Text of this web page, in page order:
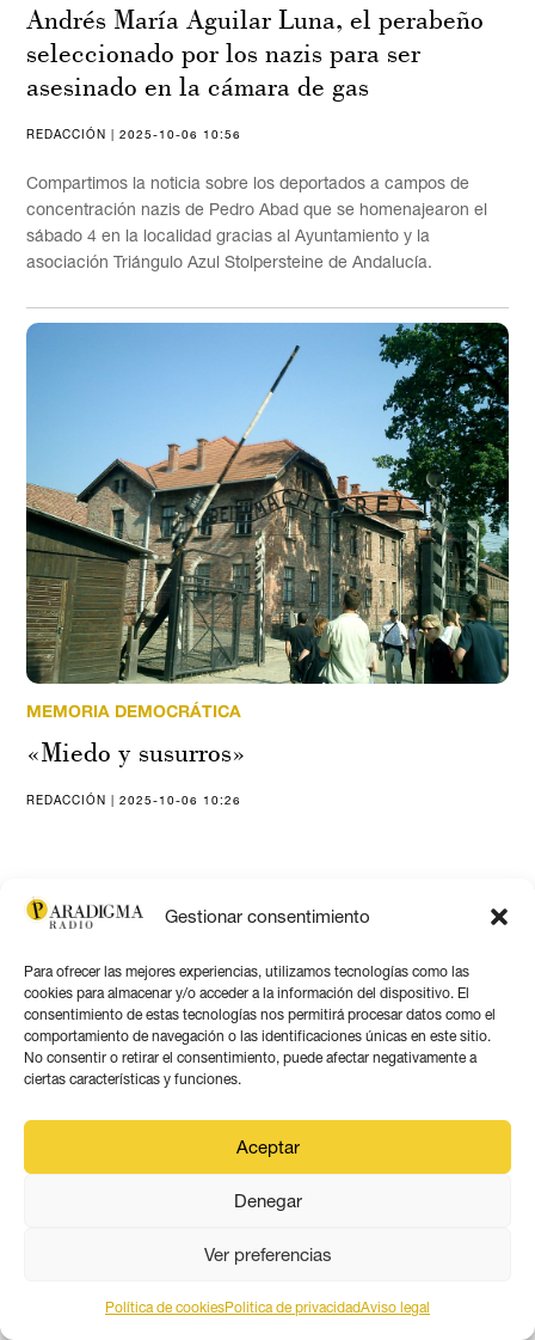
Gestionar consentimiento
Para ofrecer las mejores experiencias, utilizamos tecnologías como las
cookies para almacenar y/o acceder a la información del dispositivo. El
consentimiento de estas tecnologías nos permitirá procesar datos como el
comportamiento de navegación o las identificaciones únicas en este sitio.
No consentir o retirar el consentimiento, puede afectar negativamente a
ciertas características y funciones.
Aceptar
Denegar
Ver preferencias
Política de cookiesPolitica de privacidadAviso legal
Andrés María Aguilar Luna, el perabeño
seleccionado por los nazis para ser
asesinado en la cámara de gas
REDACCIÓN | 2025-10-06 10:56
Compartimos la noticia sobre los deportados a campos de
concentración nazis de Pedro Abad que se homenajearon el
sábado 4 en la localidad gracias al Ayuntamiento y la
asociación Triángulo Azul Stolpersteine de Andalucía.
MEMORIA DEMOCRÁTICA
«Miedo y susurros»
REDACCIÓN | 2025-10-06 10:26
CULTURA Y LAICISMO